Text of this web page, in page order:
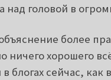
над головой в
более
ничего хорошего
блогах сейчас,